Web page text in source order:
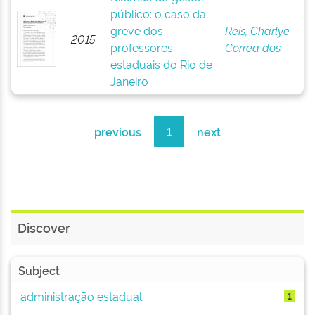
2015
público: o caso da
greve dos
professores
estaduais do Rio de
Janeiro
Reis, Charlye
Correa dos
previous 1 next
Discover
Subject
administração estadual
1